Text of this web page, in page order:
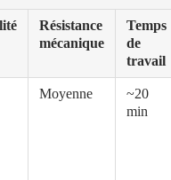
Résistance
mécanique
Temps
de
travail
Moyenne
~20
min